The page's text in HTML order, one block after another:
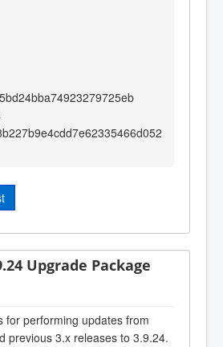
Upgrade Package
for performing updates from
previous 3.x releases to 3.9.24.